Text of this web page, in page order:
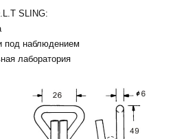
SLING:
под наблюдением
лаборатория